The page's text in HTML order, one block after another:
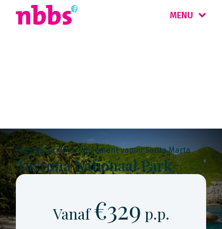
MENU
3-daags privé-arrangement vanuit Santa Marta
Tayrona Nationaal Park
Vanaf€329 p.p.